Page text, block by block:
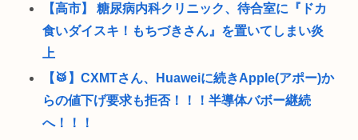
【高市】 糖尿病内科クリニック、待合室に『ドカ
食いダイスキ！もちづきさん』を置いてしまい炎
上
【🥁】CXMTさん、Huaweiに続きApple(アポー)か
らの値下げ要求も拒否！！！半導体バボー継続
へ！！！